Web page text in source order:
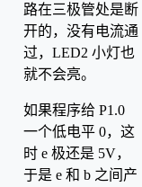
路在三极管处是断
开的，没有电流通
过，LED2 小灯也
就不会亮。
如果程序给 P1.0
一个低电平 0，这
时 e 极还是 5V，
于是 e 和 b 之间产